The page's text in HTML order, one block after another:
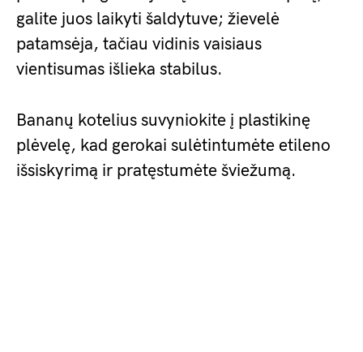
galite juos laikyti šaldytuve; žievelė
patamsėja, tačiau vidinis vaisiaus
vientisumas išlieka stabilus.
Bananų kotelius suvyniokite į plastikinę
plėvelę, kad gerokai sulėtintumėte etileno
išsiskyrimą ir pratęstumėte šviežumą.